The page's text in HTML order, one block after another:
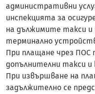
административни
инспекцията за
на дължимите такси и
терминално
При плащане чрез ПОС
допълнителни такси и
При извършване на
задължително се